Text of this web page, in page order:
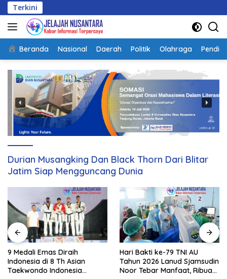
Langsung
ke
konten
Terkini
Beranda Nasional Daerah Politik Olahraga
Durian Musangking Dan Black Thorn Dari Blitar
Jatim Siap Mengguncang Dunia
Hari Bakti ke-79 TNI AU
Tahun 2026 Lanud Sjamsudin
Noor Tebar Manfaat, Ribuan
Pastikan Peralatan dan
Personel Siap Siaga,
Wakapolda Jateng Cek